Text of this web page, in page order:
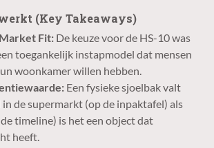
(Key Takeaways)
Fit: De keuze voor de HS-10 was
toegankelijk instapmodel dat mensen
woonkamer willen hebben.
Een fysieke sjoelbak valt
in de supermarkt (op de inpaktafel) als
timeline) is het een object dat
heeft.